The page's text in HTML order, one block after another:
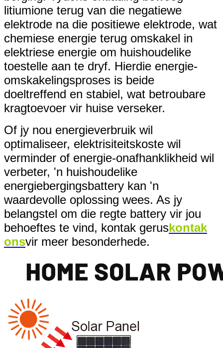
litiumione terug van die negatiewe
elektrode na die positiewe elektrode, wat
chemiese energie terug omskakel in
elektriese energie om huishoudelike
toestelle aan te dryf. Hierdie energie-
omskakelingsproses is beide
doeltreffend en stabiel, wat betroubare
kragtoevoer vir huise verseker.
Of jy nou energieverbruik wil
optimaliseer, elektrisiteitskoste wil
verminder of energie-onafhanklikheid wil
verbeter, 'n huishoudelike
energiebergingsbattery kan 'n
waardevolle oplossing wees. As jy
belangstel om die regte battery vir jou
behoeftes te vind, kontak geruskontak
onsvir meer besonderhede.